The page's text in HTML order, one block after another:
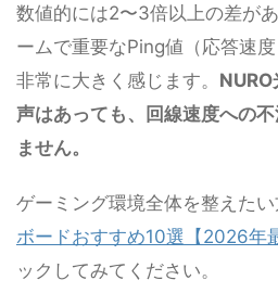
数値的には2〜3倍以上の差が
ームで重要なPing値（応答速
非常に大きく感じます。
声はあっても、回線速度への
ません。
ゲーミング環境全体を整えたい
ボードおすすめ10選【2026年
ックしてみてください。